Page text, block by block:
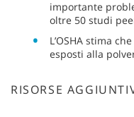
importante
oltre 50 studi
L’OSHA stima
esposti alla
RISORSE